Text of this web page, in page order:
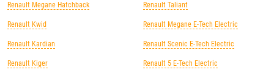
Renault Megane Hatchback
Renault Kwid
Renault Kardian
Renault Kiger
Renault Taliant
Renault Megane E-Tech Electric
Renault Scenic E-Tech Electric
Renault 5 E-Tech Electric